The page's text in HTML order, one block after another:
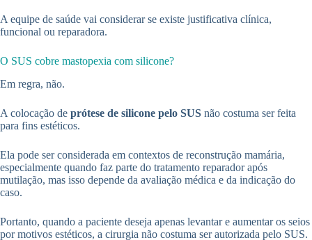
A equipe de saúde vai considerar se existe justificativa clínica,
funcional ou reparadora.
O SUS cobre mastopexia com silicone?
Em regra, não.
A colocação de prótese de silicone pelo SUS não costuma ser feita
para fins estéticos.
Ela pode ser considerada em contextos de reconstrução mamária,
especialmente quando faz parte do tratamento reparador após
mutilação, mas isso depende da avaliação médica e da indicação do
caso.
Portanto, quando a paciente deseja apenas levantar e aumentar os seios
por motivos estéticos, a cirurgia não costuma ser autorizada pelo SUS.